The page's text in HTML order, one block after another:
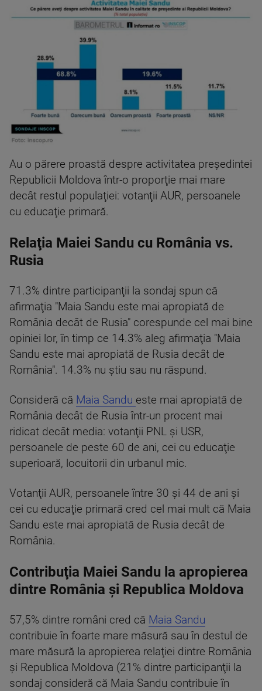
Au o părere proastă despre activitatea preşedintei
Republicii Moldova într-o proporţie mai mare
decât restul populaţiei: votanţii AUR, persoanele
cu educaţie primară.
Relaţia Maiei Sandu cu România vs.
Rusia
71.3% dintre participanţii la sondaj spun că
afirmaţia "Maia Sandu este mai apropiată de
România decât de Rusia" corespunde cel mai bine
opiniei lor, în timp ce 14.3% aleg afirmaţia "Maia
Sandu este mai apropiată de Rusia decât de
România". 14.3% nu ştiu sau nu răspund.
Consideră că Maia Sandu este mai apropiată de
România decât de Rusia într-un procent mai
ridicat decât media: votanţii PNL şi USR,
persoanele de peste 60 de ani, cei cu educaţie
superioară, locuitorii din urbanul mic.
Votanţii AUR, persoanele între 30 şi 44 de ani şi
cei cu educaţie primară cred cel mai mult că Maia
Sandu este mai apropiată de Rusia decât de
România.
Contribuţia Maiei Sandu la apropierea
dintre România şi Republica Moldova
57,5% dintre români cred că Maia Sandu
contribuie în foarte mare măsură sau în destul de
mare măsură la apropierea relaţiei dintre România
şi Republica Moldova (21% dintre participanţii la
sondaj consideră că Maia Sandu contribuie în